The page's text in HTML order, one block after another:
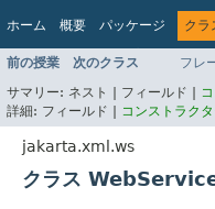
ホーム 概要 パッケージ クラ
インデックス
ヘルプ
前の授業 次のクラス フレ
サマリー: ネスト | フィールド |
詳細: フィールド | コンストラク
jakarta.xml.ws
クラス